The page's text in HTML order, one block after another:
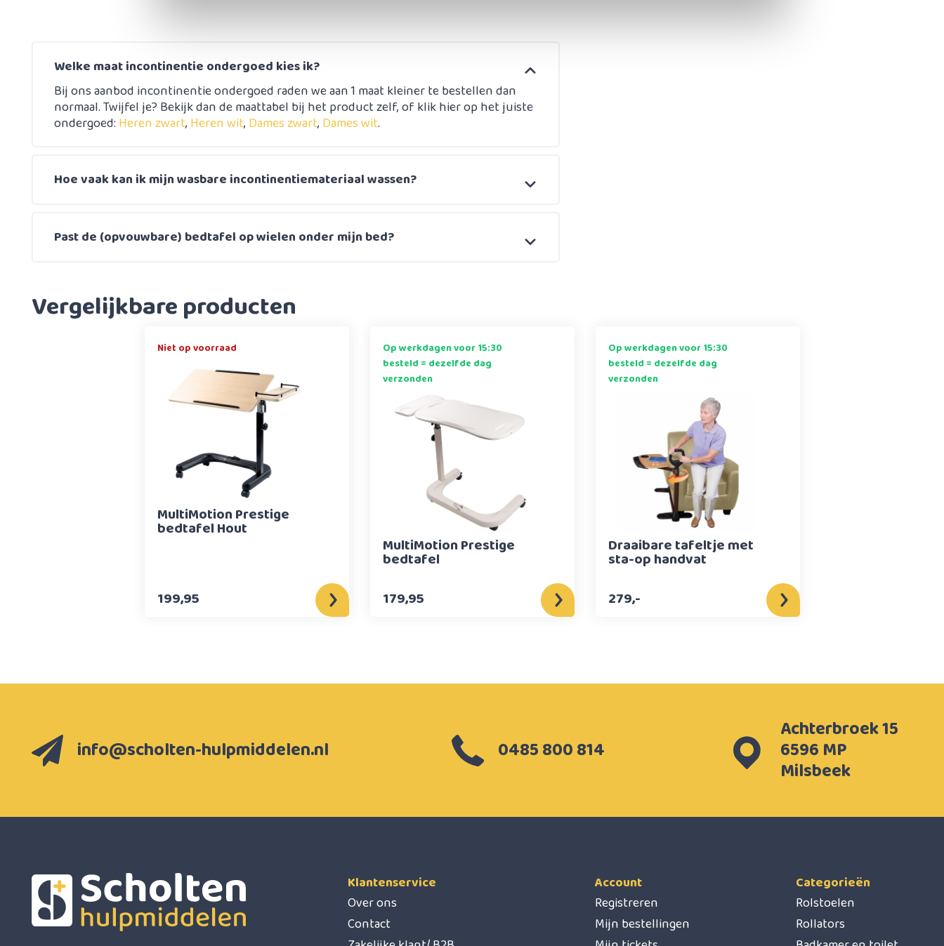
Welke maat incontinentie ondergoed kies ik?
Bij ons aanbod incontinentie ondergoed raden we aan 1 maat kleiner te bestellen dan
normaal. Twijfel je? Bekijk dan de maattabel bij het product zelf, of klik hier op het juiste
ondergoed: Heren zwart, Heren wit, Dames zwart, Dames wit.
Hoe vaak kan ik mijn wasbare incontinentiemateriaal wassen?
Past de (opvouwbare) bedtafel op wielen onder mijn bed?
Vergelijkbare producten
Niet op voorraad
MultiMotion Prestige
bedtafel Hout
199,95
Op werkdagen voor 15:30
besteld = dezelfde dag
verzonden
MultiMotion Prestige
bedtafel
179,95
Op werkdagen voor 15:30
besteld = dezelfde dag
verzonden
Draaibare tafeltje met
sta-op handvat
279,-
info@scholten-hulpmiddelen.nl 0485 800 814
Achterbroek 15
6596 MP
Milsbeek
Klantenservice
Over ons
Contact
Account
Registreren
Mijn bestellingen
Categorieën
Rolstoelen
Rollators